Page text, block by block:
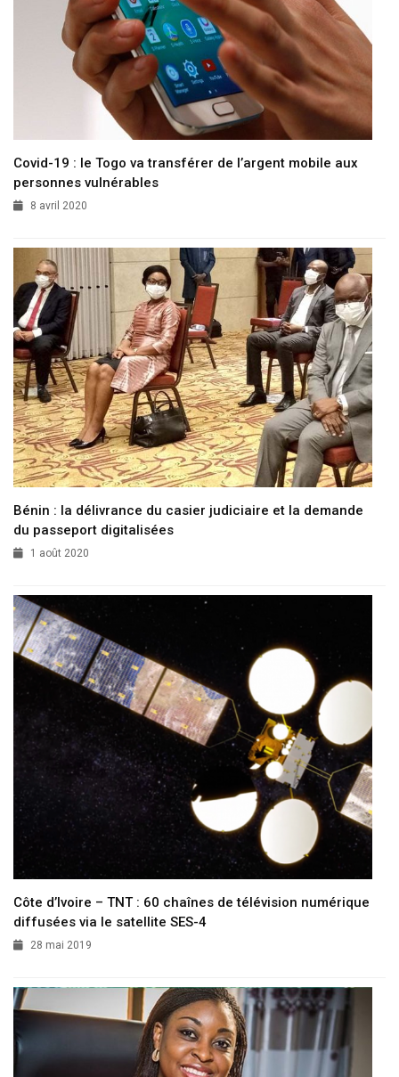
Covid-19 : le Togo va transférer de l’argent mobile aux
personnes vulnérables
8 avril 2020
Bénin : la délivrance du casier judiciaire et la demande
du passeport digitalisées
1 août 2020
Côte d’Ivoire – TNT : 60 chaînes de télévision numérique
diffusées via le satellite SES-4
28 mai 2019